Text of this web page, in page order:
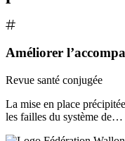
Améliorer
Revue santé conjugée
La mise en place
les failles du système de…